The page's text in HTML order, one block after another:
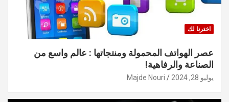
اخترنا لك
عصر الهواتف المحمولة ومنتجاتها : عالم واسع من
الصناعة والرفاهية!
يوليو 28, 2024 Majde Nouri